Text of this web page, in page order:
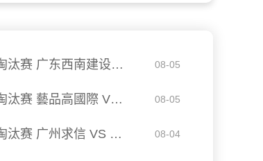
08月04日 佛山西甲足球联赛32强淘汰赛 广东西南建设 VS 香港圣徒 全场录像 08-05
08月04日 佛山西甲足球联赛32强淘汰赛 藝品高國際 VS 湛江狂狼·粵辉能源 全场录像 08-05
08月03日 佛山西甲足球联赛32强淘汰赛 广州求信 VS 顺德新青年 全场录像 08-04